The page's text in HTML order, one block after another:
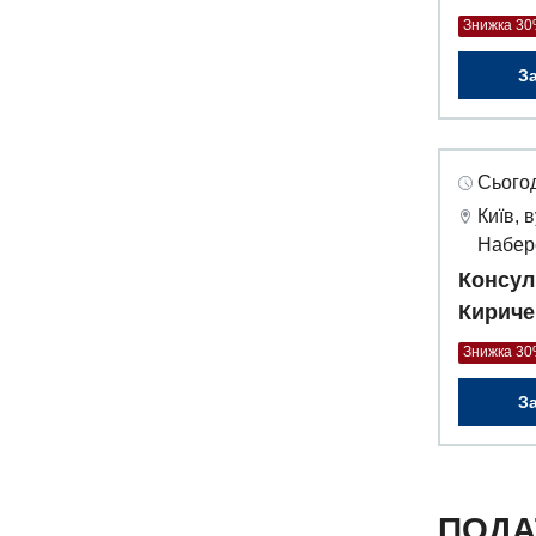
Знижка
Київ,
Знижка